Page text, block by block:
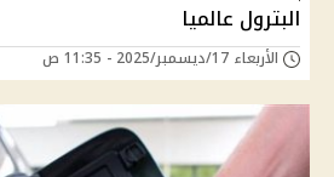
البترول عالميا
الأربعاء 17/ديسمبر/2025 - 11:35 ص